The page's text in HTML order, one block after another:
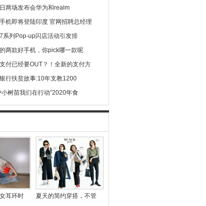
两场发布会华为和realm
机即将登陆印度 官网招聘总经理
系列Pop-up闪店活动引发排
两款好手机，你pick哪一款呢
付已经要OUT？！全新的支付方
行扶贫故事:10年支教1200
小树苗我们在行动”2020年食
耳环时 夏天的简约穿搭，不管